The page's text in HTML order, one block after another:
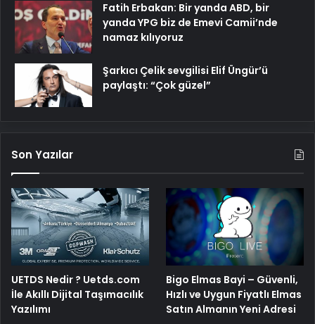
Fatih Erbakan: Bir yanda ABD, bir
yanda YPG biz de Emevi Camii’nde
namaz kılıyoruz
Şarkıcı Çelik sevgilisi Elif Üngür’ü
paylaştı: “Çok güzel”
Son Yazılar
UETDS Nedir ? Uetds.com
İle Akıllı Dijital Taşımacılık
Yazılımı
Bigo Elmas Bayi – Güvenli,
Hızlı ve Uygun Fiyatlı Elmas
Satın Almanın Yeni Adresi